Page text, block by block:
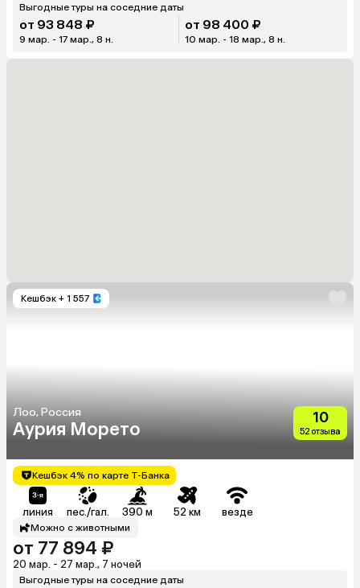
Выгодные туры на соседние даты
от 93 848 ₽
9 мар. - 17 мар., 8 н.
от 98 400 ₽
10 мар. - 18 мар., 8 н.
Кешбэк + 1 557
Лоо, Россия
Аурия Морето
10
52 отзыва
Кешбэк 4% по карте Т-Банка
линия пес./гал. 390 м 52 км везде
Можно с животными
от 77 894 ₽
20 мар. - 27 мар., 7 ночей
Выгодные туры на соседние даты